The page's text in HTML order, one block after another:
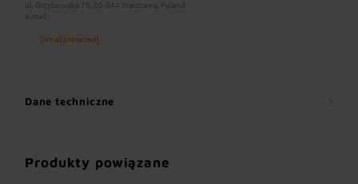
ul. Grzybowska 78, 00-844 Warszawa, Poland
e-mail:
[email protected]
Dane techniczne
Produkty powiązane